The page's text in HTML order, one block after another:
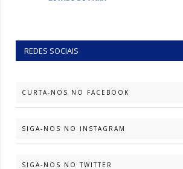
REDES SOCIAIS
CURTA-NOS NO FACEBOOK
SIGA-NOS NO INSTAGRAM
SIGA-NOS NO TWITTER